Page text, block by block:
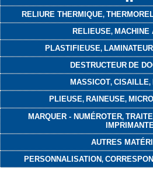
RELIURE THERMIQUE,
RELIEUSE, MACHINE
PLASTIFIEUSE, LAMINATEUR
DESTRUCTEUR DE
MASSICOT, CISAILLE,
PLIEUSE, RAINEUSE,
MARQUER - NUMÉROTER,
IMPRIMANTE
AUTRES
PERSONNALISATION,